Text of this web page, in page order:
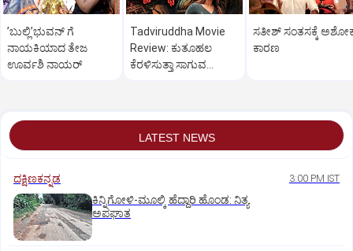
ʼಬುಲ್ಲಿʼಭುವನ್‌ ಗೆ
ನಾಯಕಿಯಾದ ತೇಜ
ಊರ್ವಶಿ ನಾಯರ್
Tadviruddha Movie
Review: ಕುತೂಹಲ
ಕೆರಳಿಸುತ್ತಾ ಸಾಗುವ
ಸತೀಶ್‌ ಸಂತಸಕ್ಕೆ
ಕಾರಣ
LATEST NEWS
ದಕ್ಷಿಣಕನ್ನಡ 3:00 PM IST
ಕಿನ್ನಿಗೋಳಿ-ಮೂಲ್ಕಿ ಹೆದ್ದಾರಿ ಹೊಂಡ: ನಿತ್ಯ
ಅಪಘಾತ